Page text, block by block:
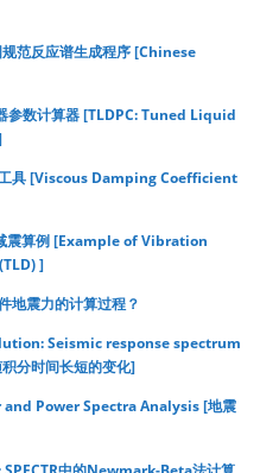
范反应谱生成程序 [Chinese
参数计算器 [TLDPC: Tuned Liquid
具 [Viscous Damping Coefficient
震算例 [Example of Vibration
]
地震力的计算过程？
Seismic response spectrum
分时间长短的变化]
and Power Spectra Analysis [地震